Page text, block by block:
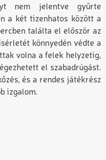
nem jelentve gyűrte
a két tizenhatos között a
találta el először az
könnyedén védte a
volna a felek helyzetig,
el szabadrúgást.
és a rendes játékrész
izgalom.